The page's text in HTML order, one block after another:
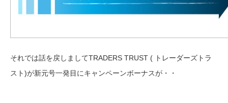
それでは話を戻しましてTRADERS TRUST ( トレーダーズトラ
スト)が新元号一発目にキャンペーンボーナスが・・